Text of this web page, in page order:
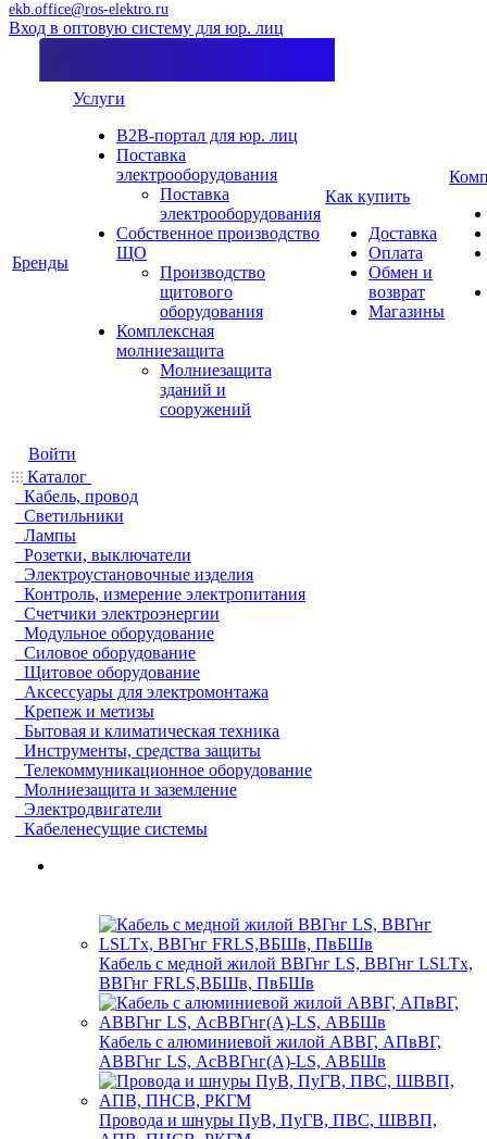
ekb.office@ros-elektro.ru
Вход в оптовую систему для юр. лиц
Бренды
Услуги
B2B-портал для юр. лиц
Поставка
электрооборудования
Поставка
электрооборудования
Собственное производство
ЩО
Производство
щитового
оборудования
Комплексная
молниезащита
Молниезащита
зданий и
сооружений
Как купить
Доставка
Оплата
Обмен и
возврат
Магазины
Войти
Каталог
Кабель, провод
Светильники
Лампы
Розетки, выключатели
Электроустановочные изделия
Контроль, измерение электропитания
Счетчики электроэнергии
Модульное оборудование
Силовое оборудование
Щитовое оборудование
Аксессуары для электромонтажа
Крепеж и метизы
Бытовая и климатическая техника
Инструменты, средства защиты
Телекоммуникационное оборудование
Молниезащита и заземление
Электродвигатели
Кабеленесущие системы
Кабель с медной жилой ВВГнг LS, ВВГнг LSLTx,
ВВГнг FRLS,ВБШв, ПвБШв
Кабель с алюминиевой жилой АВВГ, АПвВГ,
АВВГнг LS, АсВВГнг(А)-LS, АВБШв
Провода и шнуры ПуВ, ПуГВ, ПВС, ШВВП,